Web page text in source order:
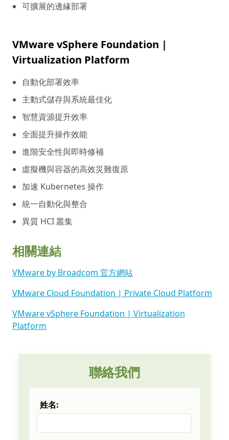
可擴展的邊緣部署
VMware vSphere Foundation |
Virtualization Platform
自動化部署效率
主動式儲存與系統最佳化
智慧資源提升效率
全面提升操作效能
進階安全性與即時修補
虛擬機與容器的高效災難復原
加速 Kubernetes 操作
統一自動化與整合
異質 HCI 叢集
相關連結
VMware by Broadcom 官方網站
VMware Cloud Foundation | Private Cloud Platform
VMware vSphere Foundation | Virtualization
Platform
聯絡我們
姓名: